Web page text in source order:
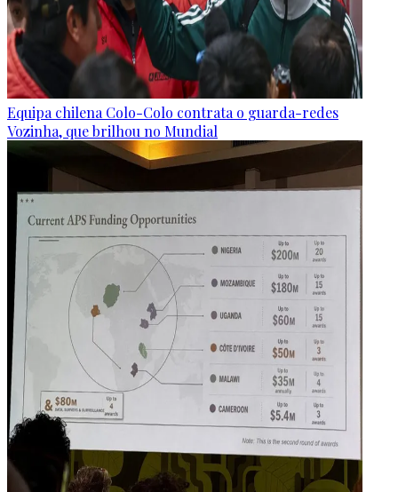
Equipa chilena Colo-Colo contrata o guarda-redes
Vozinha, que brilhou no Mundial